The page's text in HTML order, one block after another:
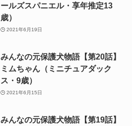
ールズスパニエル・享年推定13
歳）
2021年6月19日
みんなの元保護犬物語【第20話】
ミムちゃん（ミニチュアダック
ス・9歳）
2021年6月15日
みんなの元保護犬物語【第19話】